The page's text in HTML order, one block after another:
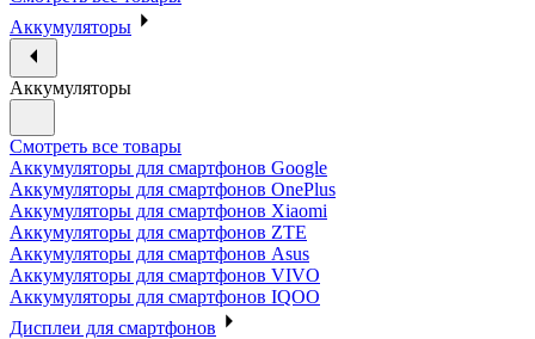
Аккумуляторы
Аккумуляторы
Смотреть все товары
Аккумуляторы для смартфонов Google
Аккумуляторы для смартфонов OnePlus
Аккумуляторы для смартфонов Xiaomi
Аккумуляторы для смартфонов ZTE
Аккумуляторы для cмартфонов Asus
Аккумуляторы для смартфонов VIVO
Аккумуляторы для смартфонов IQOO
Дисплеи для смартфонов